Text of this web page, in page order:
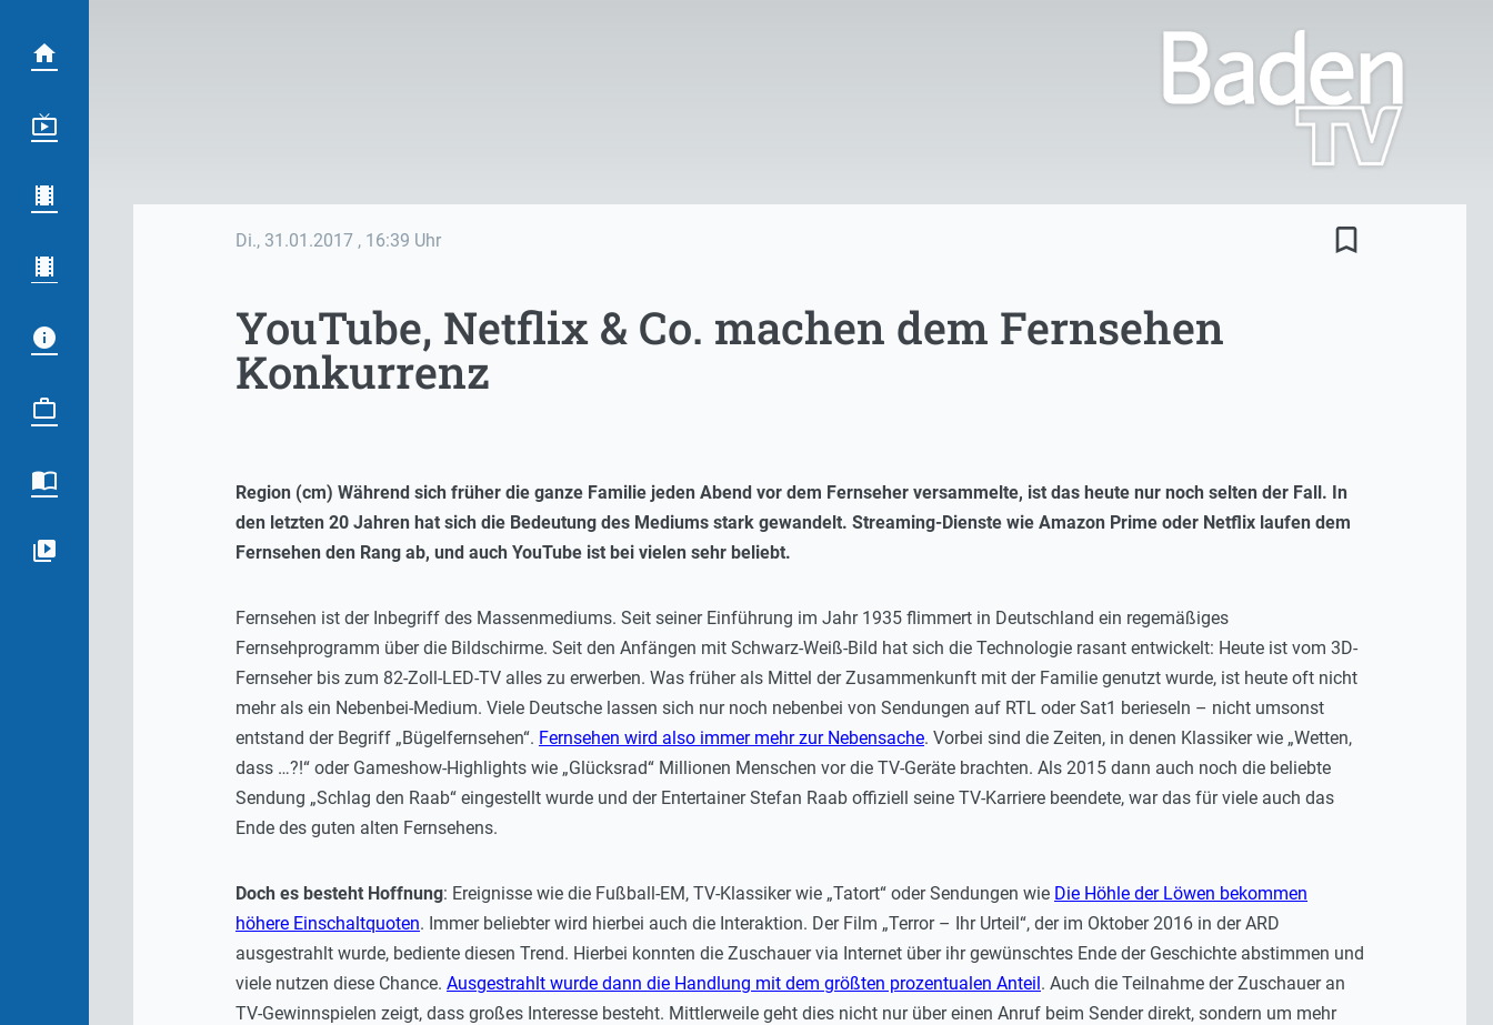
Di., 31.01.2017 , 16:39 Uhr bookmark_border
YouTube, Netflix & Co. machen dem Fernsehen
Konkurrenz
Region (cm) Während sich früher die ganze Familie jeden Abend vor dem Fernseher versammelte, ist das heute nur noch selten der Fall. In
den letzten 20 Jahren hat sich die Bedeutung des Mediums stark gewandelt. Streaming-Dienste wie Amazon Prime oder Netflix laufen dem
Fernsehen den Rang ab, und auch YouTube ist bei vielen sehr beliebt.
Fernsehen ist der Inbegriff des Massenmediums. Seit seiner Einführung im Jahr 1935 flimmert in Deutschland ein regemäßiges
Fernsehprogramm über die Bildschirme. Seit den Anfängen mit Schwarz-Weiß-Bild hat sich die Technologie rasant entwickelt: Heute ist vom 3D-
Fernseher bis zum 82-Zoll-LED-TV alles zu erwerben. Was früher als Mittel der Zusammenkunft mit der Familie genutzt wurde, ist heute oft nicht
mehr als ein Nebenbei-Medium. Viele Deutsche lassen sich nur noch nebenbei von Sendungen auf RTL oder Sat1 berieseln – nicht umsonst
entstand der Begriff „Bügelfernsehen“. Fernsehen wird also immer mehr zur Nebensache. Vorbei sind die Zeiten, in denen Klassiker wie „Wetten,
dass …?!“ oder Gameshow-Highlights wie „Glücksrad“ Millionen Menschen vor die TV-Geräte brachten. Als 2015 dann auch noch die beliebte
Sendung „Schlag den Raab“ eingestellt wurde und der Entertainer Stefan Raab offiziell seine TV-Karriere beendete, war das für viele auch das
Ende des guten alten Fernsehens.
Doch es besteht Hoffnung: Ereignisse wie die Fußball-EM, TV-Klassiker wie „Tatort“ oder Sendungen wie Die Höhle der Löwen bekommen
höhere Einschaltquoten. Immer beliebter wird hierbei auch die Interaktion. Der Film „Terror – Ihr Urteil“, der im Oktober 2016 in der ARD
ausgestrahlt wurde, bediente diesen Trend. Hierbei konnten die Zuschauer via Internet über ihr gewünschtes Ende der Geschichte abstimmen und
viele nutzen diese Chance. Ausgestrahlt wurde dann die Handlung mit dem größten prozentualen Anteil. Auch die Teilnahme der Zuschauer an
TV-Gewinnspielen zeigt, dass großes Interesse besteht. Mittlerweile geht dies nicht nur über einen Anruf beim Sender direkt, sondern um mehr